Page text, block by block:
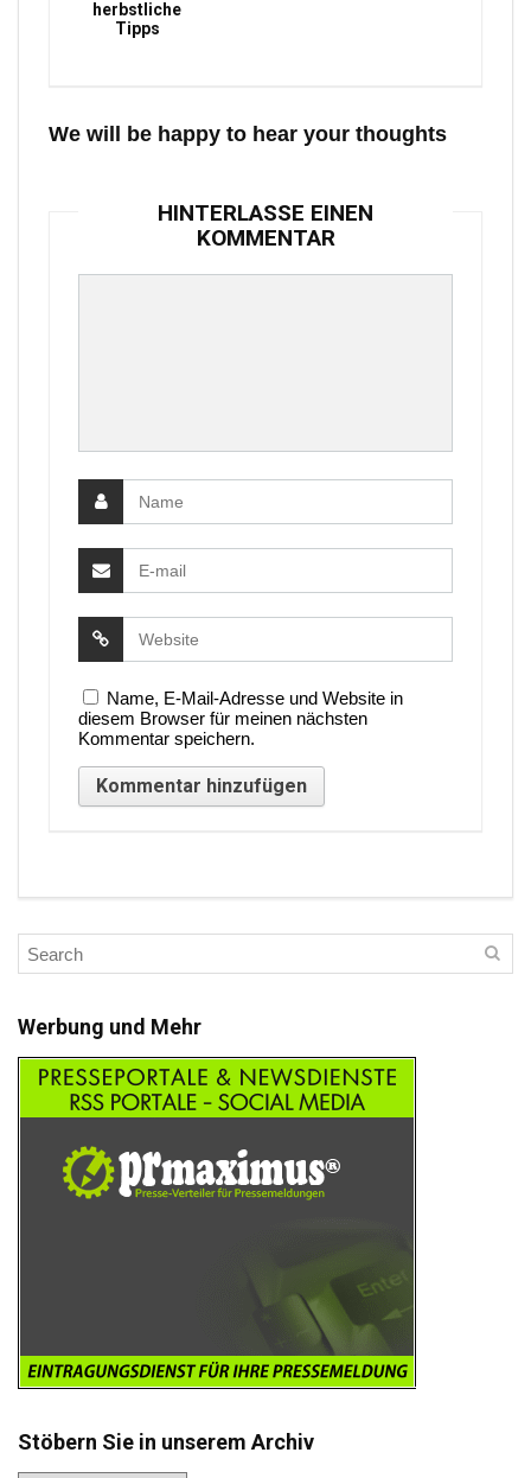
herbstliche
Tipps
We will be happy to hear your thoughts
HINTERLASSE EINEN
KOMMENTAR
Name, E-Mail-Adresse und Website in
diesem Browser für meinen nächsten
Kommentar speichern.
Werbung und Mehr
Stöbern Sie in unserem Archiv